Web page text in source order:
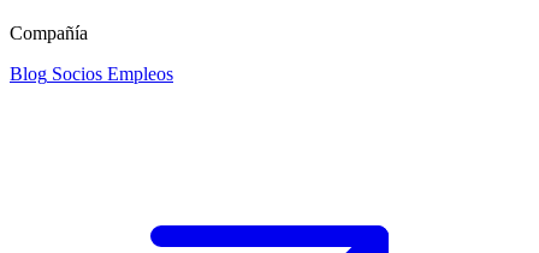
Compañía
Blog Socios Empleos